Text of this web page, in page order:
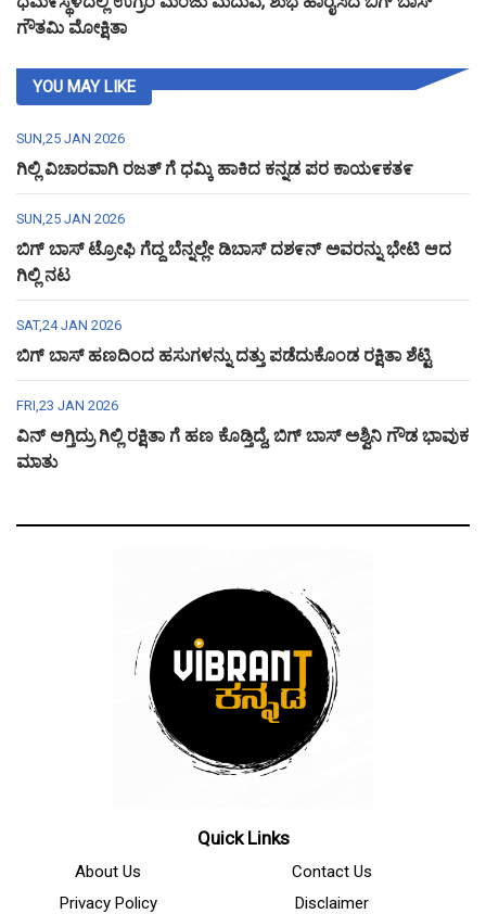
ಗೌತಮಿ ಮೋಕ್ಷಿತಾ
YOU MAY LIKE
SUN,25 JAN 2026
ಗಿಲ್ಲಿ ವಿಚಾರವಾಗಿ ರಜತ್ ಗೆ ಧಮ್ಕಿ ಹಾಕಿದ ಕನ್ನಡ ಪರ ಕಾಯ೯ಕತ೯
SUN,25 JAN 2026
ಬಿಗ್ ಬಾಸ್ ಟ್ರೋಫಿ ಗೆದ್ದ ಬೆನ್ನಲ್ಲೇ ಡಿಬಾಸ್ ದಶ೯ನ್ ಅವರನ್ನು ಭೇಟಿ ಆದ
ಗಿಲ್ಲಿ ನಟ
SAT,24 JAN 2026
ಬಿಗ್ ಬಾಸ್ ಹಣದಿಂದ ಹಸುಗಳನ್ನು ದತ್ತು ಪಡೆದುಕೊಂಡ ರಕ್ಷಿತಾ ಶೆಟ್ಟಿ
FRI,23 JAN 2026
ವಿನ್ ಆಗ್ತಿದ್ರು ಗಿಲ್ಲಿ ರಕ್ಷಿತಾ ಗೆ ಹಣ ಕೊಡ್ತಿದ್ದೆ, ಬಿಗ್ ಬಾಸ್ ಅಶ್ವಿನಿ ಗೌಡ ಭಾವುಕ
ಮಾತು
Quick Links
About Us
Contact Us
Privacy Policy
Disclaimer